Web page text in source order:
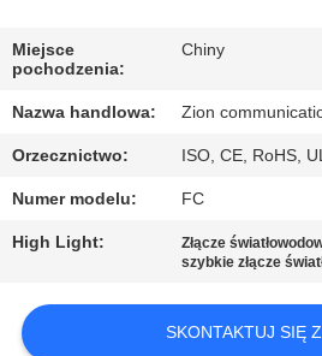
SITEMAP
PRIVACY
POLICY
Miejsce
pochodzenia:
Chiny
Nazwa handlowa: Zion
Orzecznictwo: ISO, CE, RoHS,
Numer modelu: FC
High Light: Złącze
szybkie złącze
SKONTAKTUJ SIĘ